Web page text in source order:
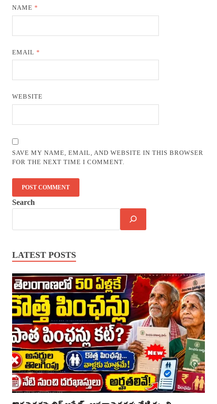
NAME*
EMAIL*
WEBSITE
SAVE MY NAME, EMAIL, AND WEBSITE IN THIS BROWSER
FOR THE NEXT TIME I COMMENT.
Search
LATEST POSTS